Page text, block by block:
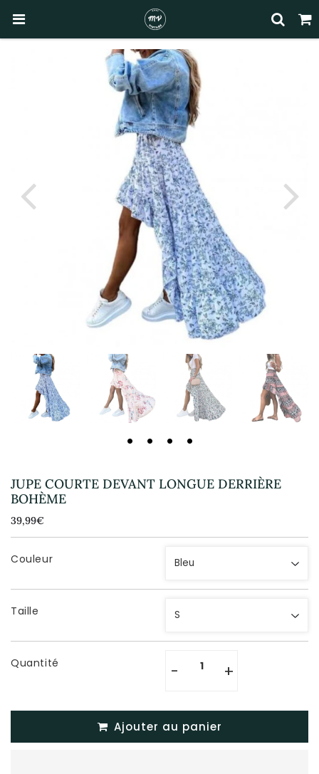
JUPE COURTE DEVANT LONGUE DERRIÈRE
BOHÈME
39,99€
Unit
price
Couleur
Taille
Quantité - +
Ajouter au panier